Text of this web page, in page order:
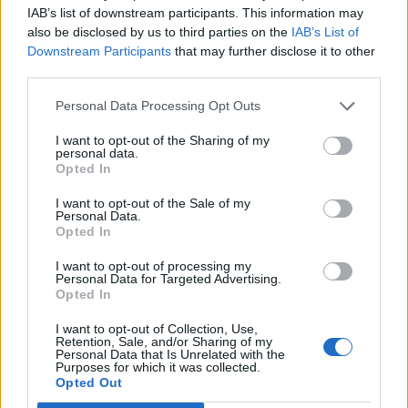
IAB’s list of downstream participants. This information may
also be disclosed by us to third parties on the IAB’s List of
Downstream Participants that may further disclose it to other
Personal Data Processing Opt Outs
I want to opt-out of the Sharing of my
personal data.
Opted In
I want to opt-out of the Sale of my
Personal Data.
Opted In
I want to opt-out of processing my
Personal Data for Targeted Advertising.
Opted In
I want to opt-out of Collection, Use,
Retention, Sale, and/or Sharing of my
Personal Data that Is Unrelated with the
Purposes for which it was collected.
Opted Out
Ξεθαρρεύει βλέποντας τον αμετροεπή
αντιπρόεδρο να αυθαδιάζει, να κουνάει με κακία
το δάχτυλο στους αντιπάλους, να μέμφεται και
να κάνει μαθήματα στους πάντες. Ο
Βενιζέλος
των πολιτικών, την ασυδοσία των καναλιών, και
πριν από λίγους μόνο μήνες την αναδρομική
ατιμωρησία του εαυτού του για την σωτηρία της
Proton. Αυτός ο αμετροεπής αρχιτέκτονας “πίσω
πολιτικού συστήματος και του ζωτικού του
χώρου” (όπως δημόσια του έγραψε ο
δημοσιογράφος Κώστας Βαξεβάνης) έχει το
θράσος να λέει ότι αγωνίζεται για τη σωτηρία
της χώρας.